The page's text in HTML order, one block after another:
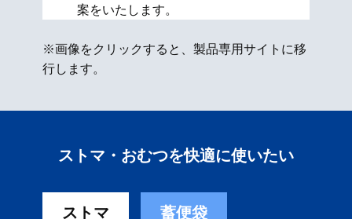
案をいたします。
※画像をクリックすると、製品専用サイトに移
行します。
ストマ・おむつを快適に使いたい
ストマ 蓄便袋